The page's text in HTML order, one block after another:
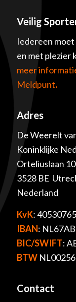
Veilig
Iedereen moet
en met plezier
meer
Meldpunt.
Adres
De Weerelt
Koninklijke
Orteliuslaan
3528 BE
Nederland
KvK: 40530765
IBAN:
BIC/SWIFT:
BTW
Contact